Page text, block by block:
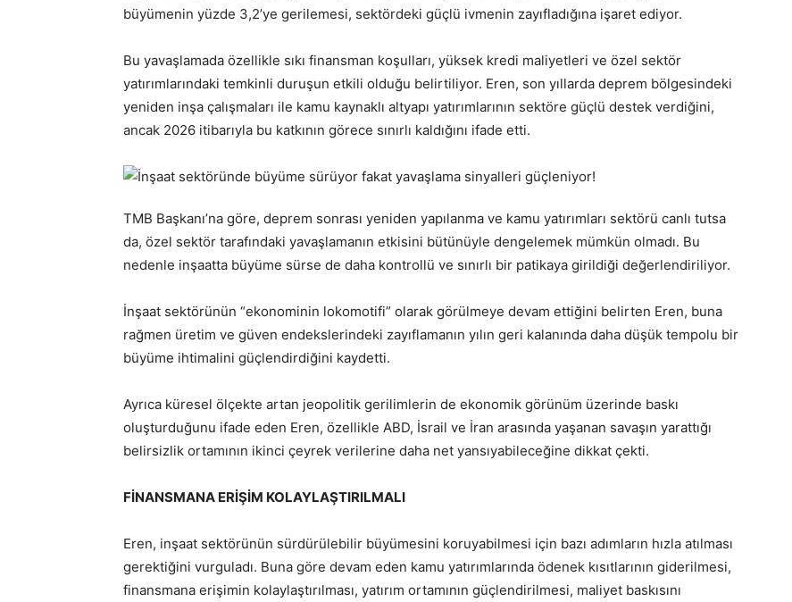
büyümenin yüzde 3,2’ye gerilemesi, sektördeki güçlü ivmenin zayıfladığına işaret ediyor.
Bu yavaşlamada özellikle sıkı finansman koşulları, yüksek kredi maliyetleri ve özel sektör
yatırımlarındaki temkinli duruşun etkili olduğu belirtiliyor. Eren, son yıllarda deprem bölgesindeki
yeniden inşa çalışmaları ile kamu kaynaklı altyapı yatırımlarının sektöre güçlü destek verdiğini,
ancak 2026 itibarıyla bu katkının görece sınırlı kaldığını ifade etti.
TMB Başkanı’na göre, deprem sonrası yeniden yapılanma ve kamu yatırımları sektörü canlı tutsa
da, özel sektör tarafındaki yavaşlamanın etkisini bütünüyle dengelemek mümkün olmadı. Bu
nedenle inşaatta büyüme sürse de daha kontrollü ve sınırlı bir patikaya girildiği değerlendiriliyor.
İnşaat sektörünün “ekonominin lokomotifi” olarak görülmeye devam ettiğini belirten Eren, buna
rağmen üretim ve güven endekslerindeki zayıflamanın yılın geri kalanında daha düşük tempolu bir
büyüme ihtimalini güçlendirdiğini kaydetti.
Ayrıca küresel ölçekte artan jeopolitik gerilimlerin de ekonomik görünüm üzerinde baskı
oluşturduğunu ifade eden Eren, özellikle ABD, İsrail ve İran arasında yaşanan savaşın yarattığı
belirsizlik ortamının ikinci çeyrek verilerine daha net yansıyabileceğine dikkat çekti.
FİNANSMANA ERİŞİM KOLAYLAŞTIRILMALI
Eren, inşaat sektörünün sürdürülebilir büyümesini koruyabilmesi için bazı adımların hızla atılması
gerektiğini vurguladı. Buna göre devam eden kamu yatırımlarında ödenek kısıtlarının giderilmesi,
finansmana erişimin kolaylaştırılması, yatırım ortamının güçlendirilmesi, maliyet baskısını